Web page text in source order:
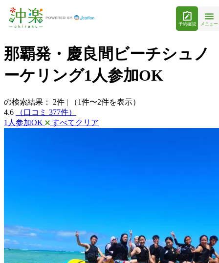
予約確認 メニュー
那覇発・慶良間ビーチシュノ
ーケリング1人参加OK
の検索結果： 2件 |
（1件〜2件を表示）
4.6
（口コミ 377件）
1人参加OK
すべてクリア